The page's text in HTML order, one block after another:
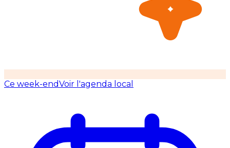
Ce week-endVoir l'agenda local